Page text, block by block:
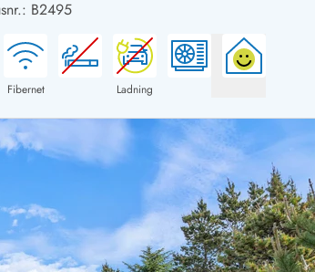
med søndagsskift
med plads til fangsten
med aktivitetsrum
med brændeovn
med ydersæsonrabat
for 4 Personer
for 6 Personer
for 8 Personer
B2495
Fibernet Ladning